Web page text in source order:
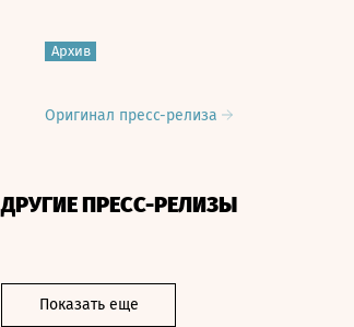
Архив
Оригинал пресс-релиза
ДРУГИЕ ПРЕСС-РЕЛИЗЫ
Показать еще